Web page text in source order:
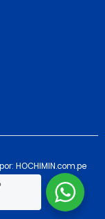
HOCHIMIN.com.pe